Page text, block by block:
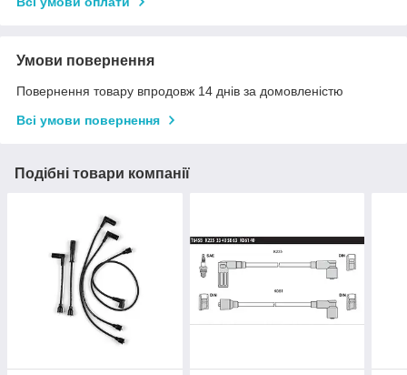
Умови повернення
Повернення товару впродовж 14 днів за домовленістю
Всі умови повернення
Подібні товари компанії